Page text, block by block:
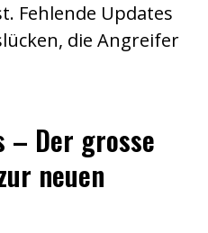
Fehlende Updates
die Angreifer
– Der grosse
neuen